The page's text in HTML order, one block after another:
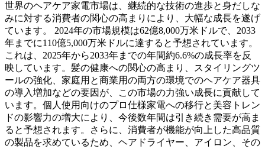
世界のヘアケア家電市場は、継続的な技術の進歩と身だしな
みに対する消費者の関心の高まりにより、大幅な成長を遂げ
ています。 2024年の市場規模は62億8,000万米ドルで、2033
年までに110億5,000万米ドルに達すると予想されています。
これは、2025年から2033年までの年間約6.6%の成長率を反
映しています。髪の健康への関心の高まり、スタイリングツ
ールの強化、家庭用と商業用の両方の環境でのヘアケア器具
の導入増加などの要因が、この市場の力強い成長に貢献して
います。個人使用向けのプロ仕様家電への移行と美容トレン
ドの影響力の増大により、今後数年間は引き続き需要が高ま
ると予想されます。さらに、消費者が機能が向上した高品質
の製品を求めているため、ヘアドライヤー、アイロン、その